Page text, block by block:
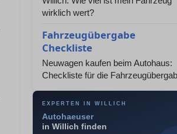
wirklich wert?
Fahrzeugübergabe
Checkliste
Neuwagen kaufen beim Autohaus:
Checkliste für die
EXPERTEN IN WILLICH
Autohaeuser
in Willich finden